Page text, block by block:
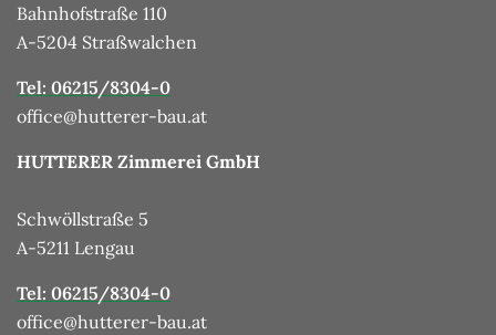
Bahnhofstraße 110
A-5204 Straßwalchen
Tel: 06215/8304-0
office@hutterer-bau.at
HUTTERER Zimmerei GmbH
Schwöllstraße 5
A-5211 Lengau
Tel: 06215/8304-0
office@hutterer-bau.at